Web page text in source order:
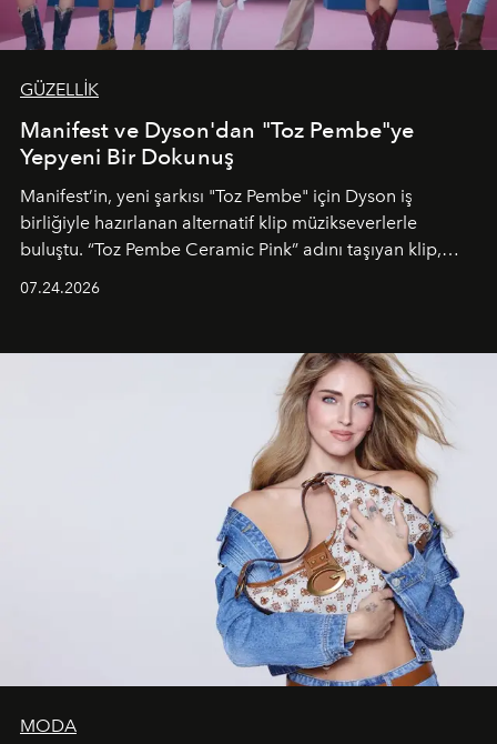
GÜZELLİK
Manifest ve Dyson'dan "Toz Pembe"ye
Yepyeni Bir Dokunuş
Manifest’in, yeni şarkısı "Toz Pembe" için Dyson iş
birliğiyle hazırlanan alternatif klip müzikseverlerle
buluştu. “Toz Pembe Ceramic Pink” adını taşıyan klip,
unsurlarından biri olarak öne çıkıyor.
07.24.2026
MODA